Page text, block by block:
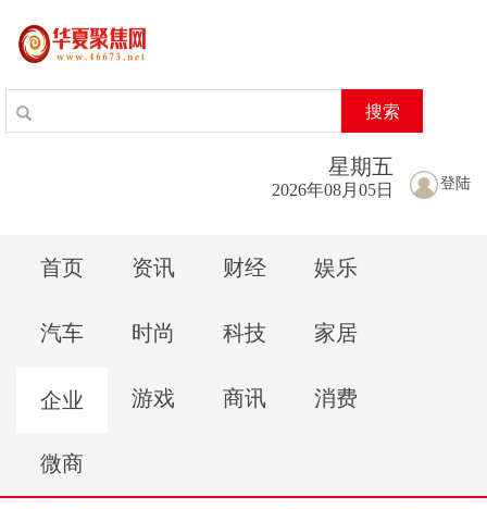
搜索
登陆
星期五
2026年08月05日
首页 资讯 财经 娱乐
汽车 时尚 科技 家居
企业 游戏 商讯 消费
微商